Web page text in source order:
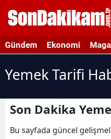
Gündem Ekonomi
Yemek Tarifi
Son Dakika
Bu sayfada güncel